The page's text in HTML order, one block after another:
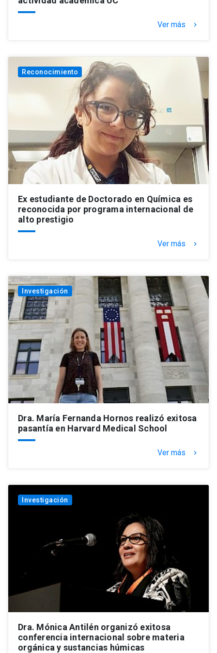
Ver más keyboard_arrow_right
Reconocimiento
Ex estudiante de Doctorado en Química es
reconocida por programa internacional de
alto prestigio
Ver más keyboard_arrow_right
Investigación
Dra. María Fernanda Hornos realizó exitosa
pasantía en Harvard Medical School
Ver más keyboard_arrow_right
Investigación
Dra. Mónica Antilén organizó exitosa
conferencia internacional sobre materia
orgánica y sustancias húmicas